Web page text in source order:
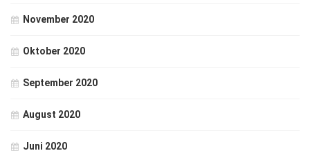
November 2020
Oktober 2020
September 2020
August 2020
Juni 2020